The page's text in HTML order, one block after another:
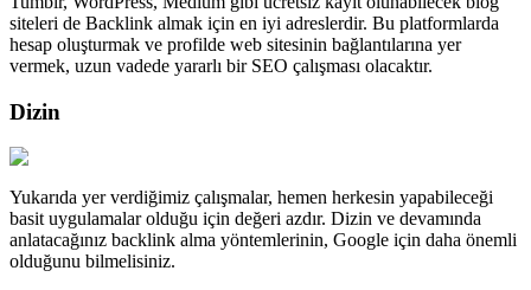
siteleri de Backlink almak için en iyi adreslerdir. Bu platformlarda
hesap oluşturmak ve profilde web sitesinin bağlantılarına yer
vermek, uzun vadede yararlı bir SEO çalışması olacaktır.
Dizin
Yukarıda yer verdiğimiz çalışmalar, hemen herkesin yapabileceği
basit uygulamalar olduğu için değeri azdır. Dizin ve devamında
anlatacağınız backlink alma yöntemlerinin, Google için daha önemli
olduğunu bilmelisiniz.